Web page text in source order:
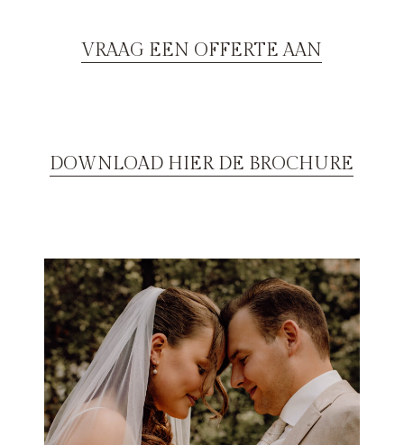
VRAAG EEN OFFERTE AAN
DOWNLOAD HIER DE BROCHURE